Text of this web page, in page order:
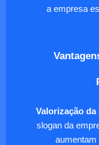
a empresa
Valorização da
slogan da
aumentam